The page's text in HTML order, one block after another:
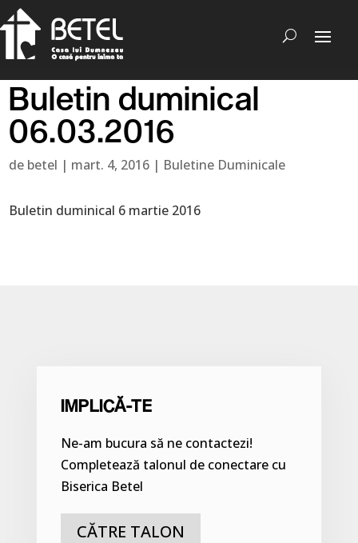
Buletin duminical
06.03.2016
de betel | mart. 4, 2016 | Buletine Duminicale
Buletin duminical 6 martie 2016
IMPLICĂ-TE
Ne-am bucura să ne contactezi!
Completează talonul de conectare cu
Biserica Betel
CĂTRE TALON